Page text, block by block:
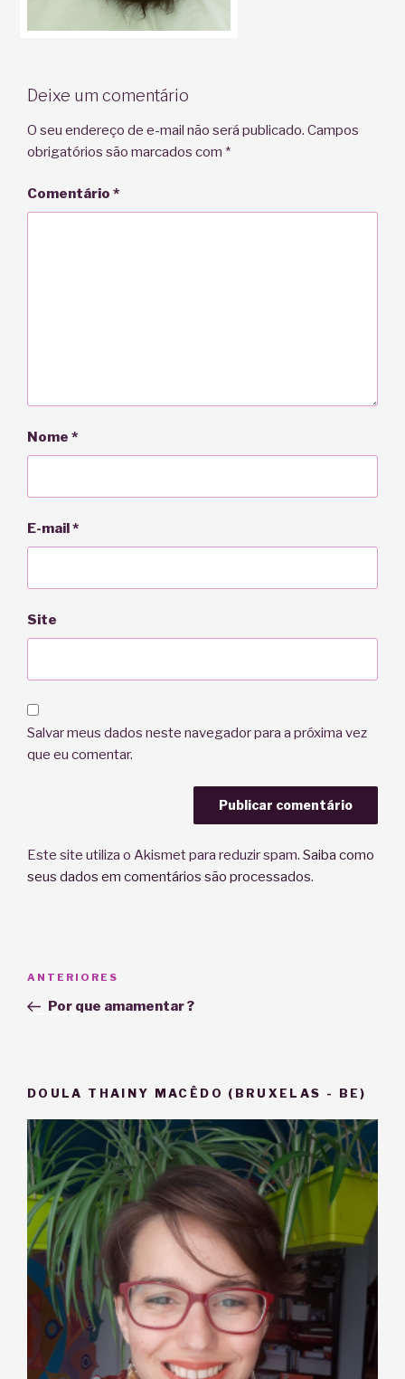
Deixe um comentário
O seu endereço de e-mail não será publicado. Campos
obrigatórios são marcados com *
Comentário *
Nome *
E-mail *
Site
Salvar meus dados neste navegador para a próxima vez
que eu comentar.
Este site utiliza o Akismet para reduzir spam. Saiba como
seus dados em comentários são processados.
Post
Post
anterior
ANTERIORES
Por que amamentar ?
DOULA THAINY MACÊDO (BRUXELAS - BE)